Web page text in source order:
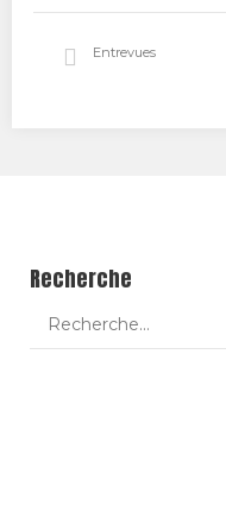
Entrevues
Recherche